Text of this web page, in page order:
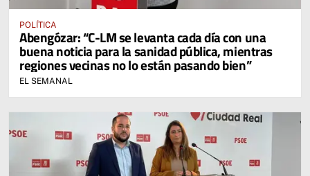
POLÍTICA
Abengózar: “C-LM se levanta cada día con una
buena noticia para la sanidad pública, mientras
regiones vecinas no lo están pasando bien”
EL SEMANAL